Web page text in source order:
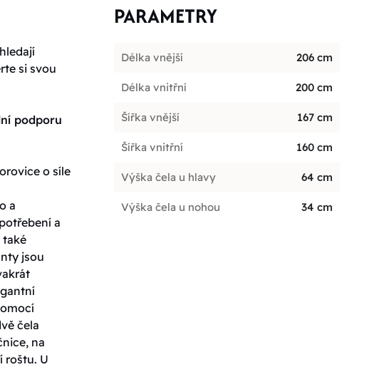
si svou
podporu
o síle
a
a
také
jsou
čela
na
roštu. U
PARAMETRY
Délka vnější 206 cm
Délka vnitřní 200 cm
Šířka vnější 167 cm
Šířka vnitřní 160 cm
Výška čela u hlavy 64 cm
Výška čela u nohou 34 cm